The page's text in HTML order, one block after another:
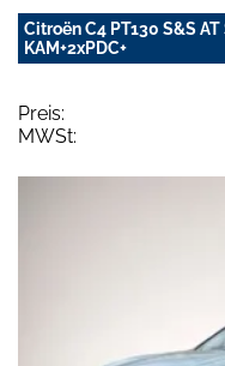
Citroën C4 PT130 S&S AT
KAM+2xPDC+
Preis:
MWSt: